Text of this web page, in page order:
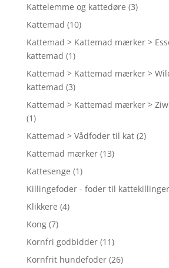
Kattelemme og kattedøre (3)
Kattemad (10)
Kattemad > Kattemad mærker >
kattemad (1)
Kattemad > Kattemad mærker >
kattemad (3)
Kattemad > Kattemad mærker >
(1)
Kattemad > Vådfoder til kat (2)
Kattemad mærker (13)
Kattesenge (1)
Killingefoder - foder til kattekillinger
Klikkere (4)
Kong (7)
Kornfri godbidder (11)
Kornfrit hundefoder (26)